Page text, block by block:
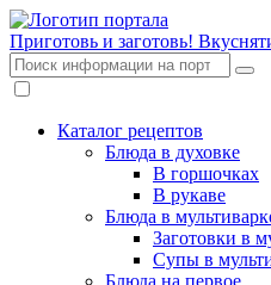
Приготовь и заготовь!
Каталог рецептов
Блюда в духовке
В горшочках
В рукаве
Блюда в
Заготовки в
Супы в
Блюда на первое